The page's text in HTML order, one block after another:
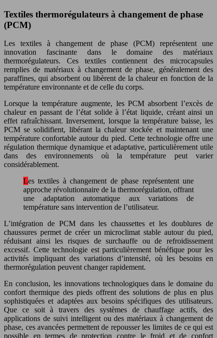
Textiles thermorégulateurs à changement de phase
(PCM)
Les textiles à changement de phase (PCM) représentent une
innovation fascinante dans le domaine des matériaux
thermorégulateurs. Ces textiles contiennent des microcapsules
remplies de matériaux à changement de phase, généralement des
paraffines, qui absorbent ou libèrent de la chaleur en fonction de la
température environnante et de celle du corps.
Lorsque la température augmente, les PCM absorbent l’excès de
chaleur en passant de l’état solide à l’état liquide, créant ainsi un
effet rafraîchissant. Inversement, lorsque la température baisse, les
PCM se solidifient, libérant la chaleur stockée et maintenant une
température confortable autour du pied. Cette technologie offre une
régulation thermique dynamique et adaptative, particulièrement utile
dans des environnements où la température peut varier
considérablement.
Les textiles à changement de phase représentent une
approche révolutionnaire de la thermorégulation, offrant
une adaptation automatique aux variations de
température sans intervention de l’utilisateur.
L’intégration de PCM dans les chaussettes et les doublures de
chaussures permet de créer un microclimat stable autour du pied,
réduisant ainsi les risques de surchauffe ou de refroidissement
excessif. Cette technologie est particulièrement bénéfique pour les
activités impliquant des variations d’intensité, où les besoins en
thermorégulation peuvent changer rapidement.
En conclusion, les innovations technologiques dans le domaine du
confort thermique des pieds offrent des solutions de plus en plus
sophistiquées et adaptées aux besoins spécifiques des utilisateurs.
Que ce soit à travers des systèmes de chauffage actifs, des
applications de suivi intelligent ou des matériaux à changement de
phase, ces avancées permettent de repousser les limites de ce qui est
possible en termes de protection contre le froid et de confort